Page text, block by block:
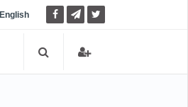
English